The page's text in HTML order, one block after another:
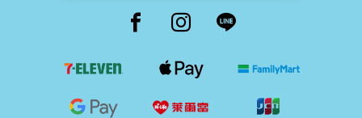
Facebook page
Instagram page
Line page